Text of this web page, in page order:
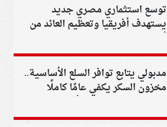
توسع استثماري مصري جديد
يستهدف أفريقيا وتعظيم العائد من
أصول الدولة
مدبولي يتابع توافر السلع الأساسية..
مخزون السكر يكفي عامًا كاملًا
وتشديد الرقابة على الأسواق